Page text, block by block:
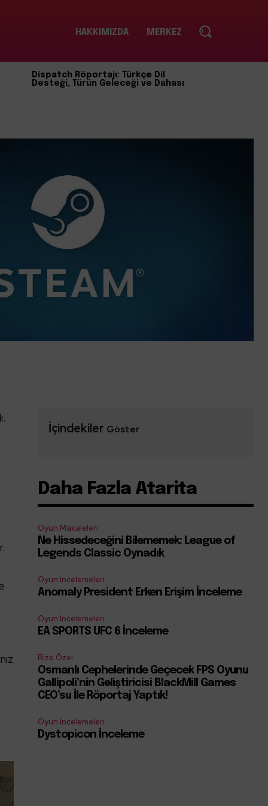
HAKKIMIZDA MERKEZ
Dispatch Röportajı: Türkçe Dil
Desteği, Türün Geleceği ve Dahası
İçindekiler Göster
Daha Fazla Atarita
Oyun Makaleleri
Ne Hissedeceğini Bilememek: League of
Legends Classic Oynadık
Oyun İncelemeleri
Anomaly President Erken Erişim İnceleme
Oyun İncelemeleri
EA SPORTS UFC 6 İnceleme
Bize Özel
Osmanlı Cephelerinde Geçecek FPS Oyunu
Gallipoli’nin Geliştiricisi BlackMill Games
CEO’su İle Röportaj Yaptık!
Oyun İncelemeleri
Dystopicon İnceleme